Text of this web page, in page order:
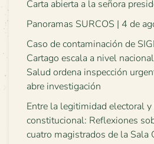
Carta abierta a la señora
Panoramas SURCOS | 4 de
Caso de contaminación de
Cartago escala a nivel
Salud ordena inspección
abre investigación
Entre la legitimidad electoral
constitucional: Reflexiones
cuatro magistrados de la Sala